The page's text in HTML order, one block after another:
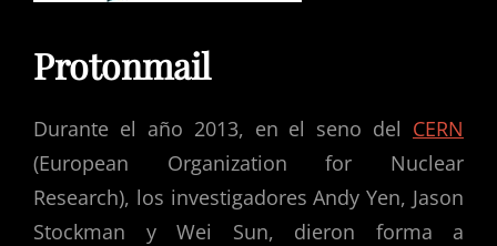
Protonmail
Durante el año 2013, en el seno del CERN
(European Organization for Nuclear
Research), los investigadores Andy Yen, Jason
Stockman y Wei Sun, dieron forma a